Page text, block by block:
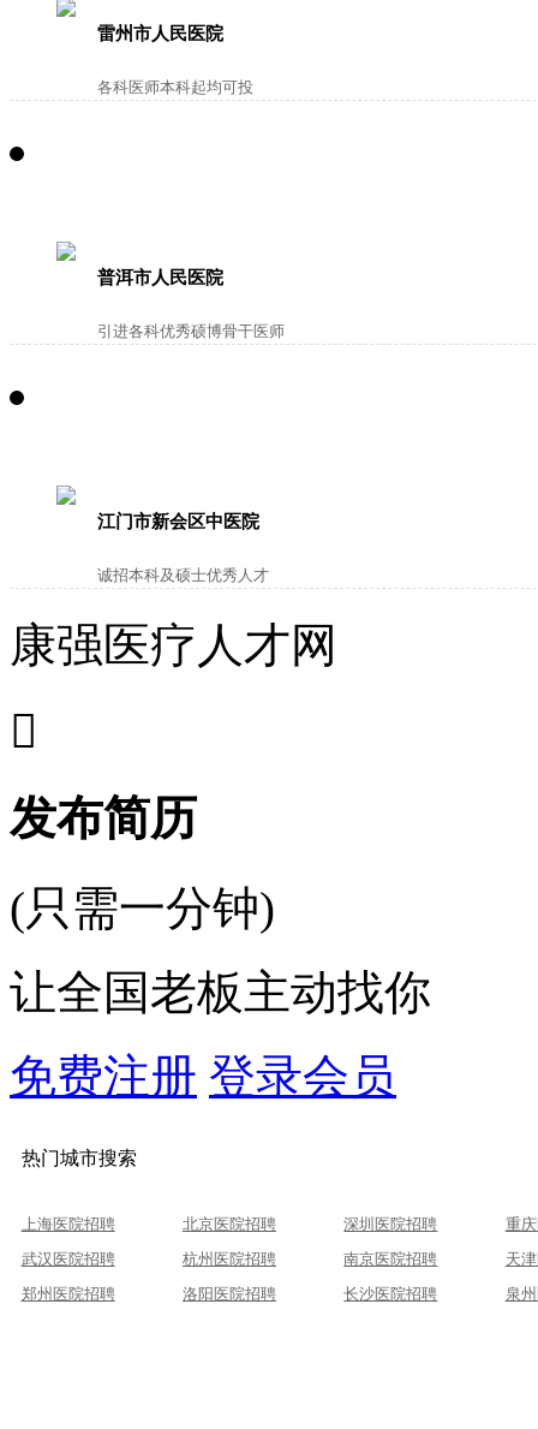
雷州市人民医院
各科医师本科起均可投
普洱市人民医院
引进各科优秀硕博骨干医师
江门市新会区中医院
诚招本科及硕士优秀人才
康强医疗人才网

发布简历
(只需一分钟)
让全国老板主动找你
免费注册 登录会员
热门城市搜索
上海医院招聘 北京医院招聘 深圳医院招聘
重
武汉医院招聘
杭州医院招聘 南京医院招聘
天
郑州医院招聘
洛阳医院招聘 长沙医院招聘 泉